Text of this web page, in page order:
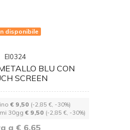
disponibile
EI0324
BLU CON
SCREEN
€ 9,50 (-2,85 €, -30%)
30gg € 9,50 (-2,85 €, -30%)
a € 6,65